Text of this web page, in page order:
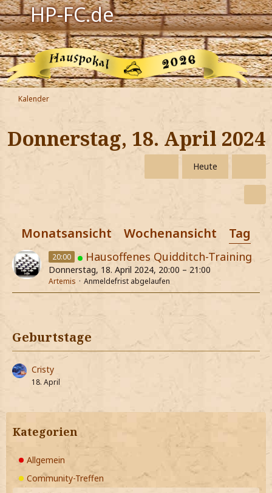
HP-FC.de
Navigation
Harry Potter
Der HP-FC
Hogwarts
Zauberwelt
Jetzt Fanclub-Mitglied werden!
Kalender
Donnerstag, 18. April 2024
Heute
Monatsansicht Wochenansicht
20:00 Hausoffenes Quidditch-Training
Donnerstag, 18. April 2024, 20:00 – 21:00
Artemis Anmeldefrist abgelaufen
Geburtstage
Cristy
18. April
Kategorien
Allgemein
Community-Treffen